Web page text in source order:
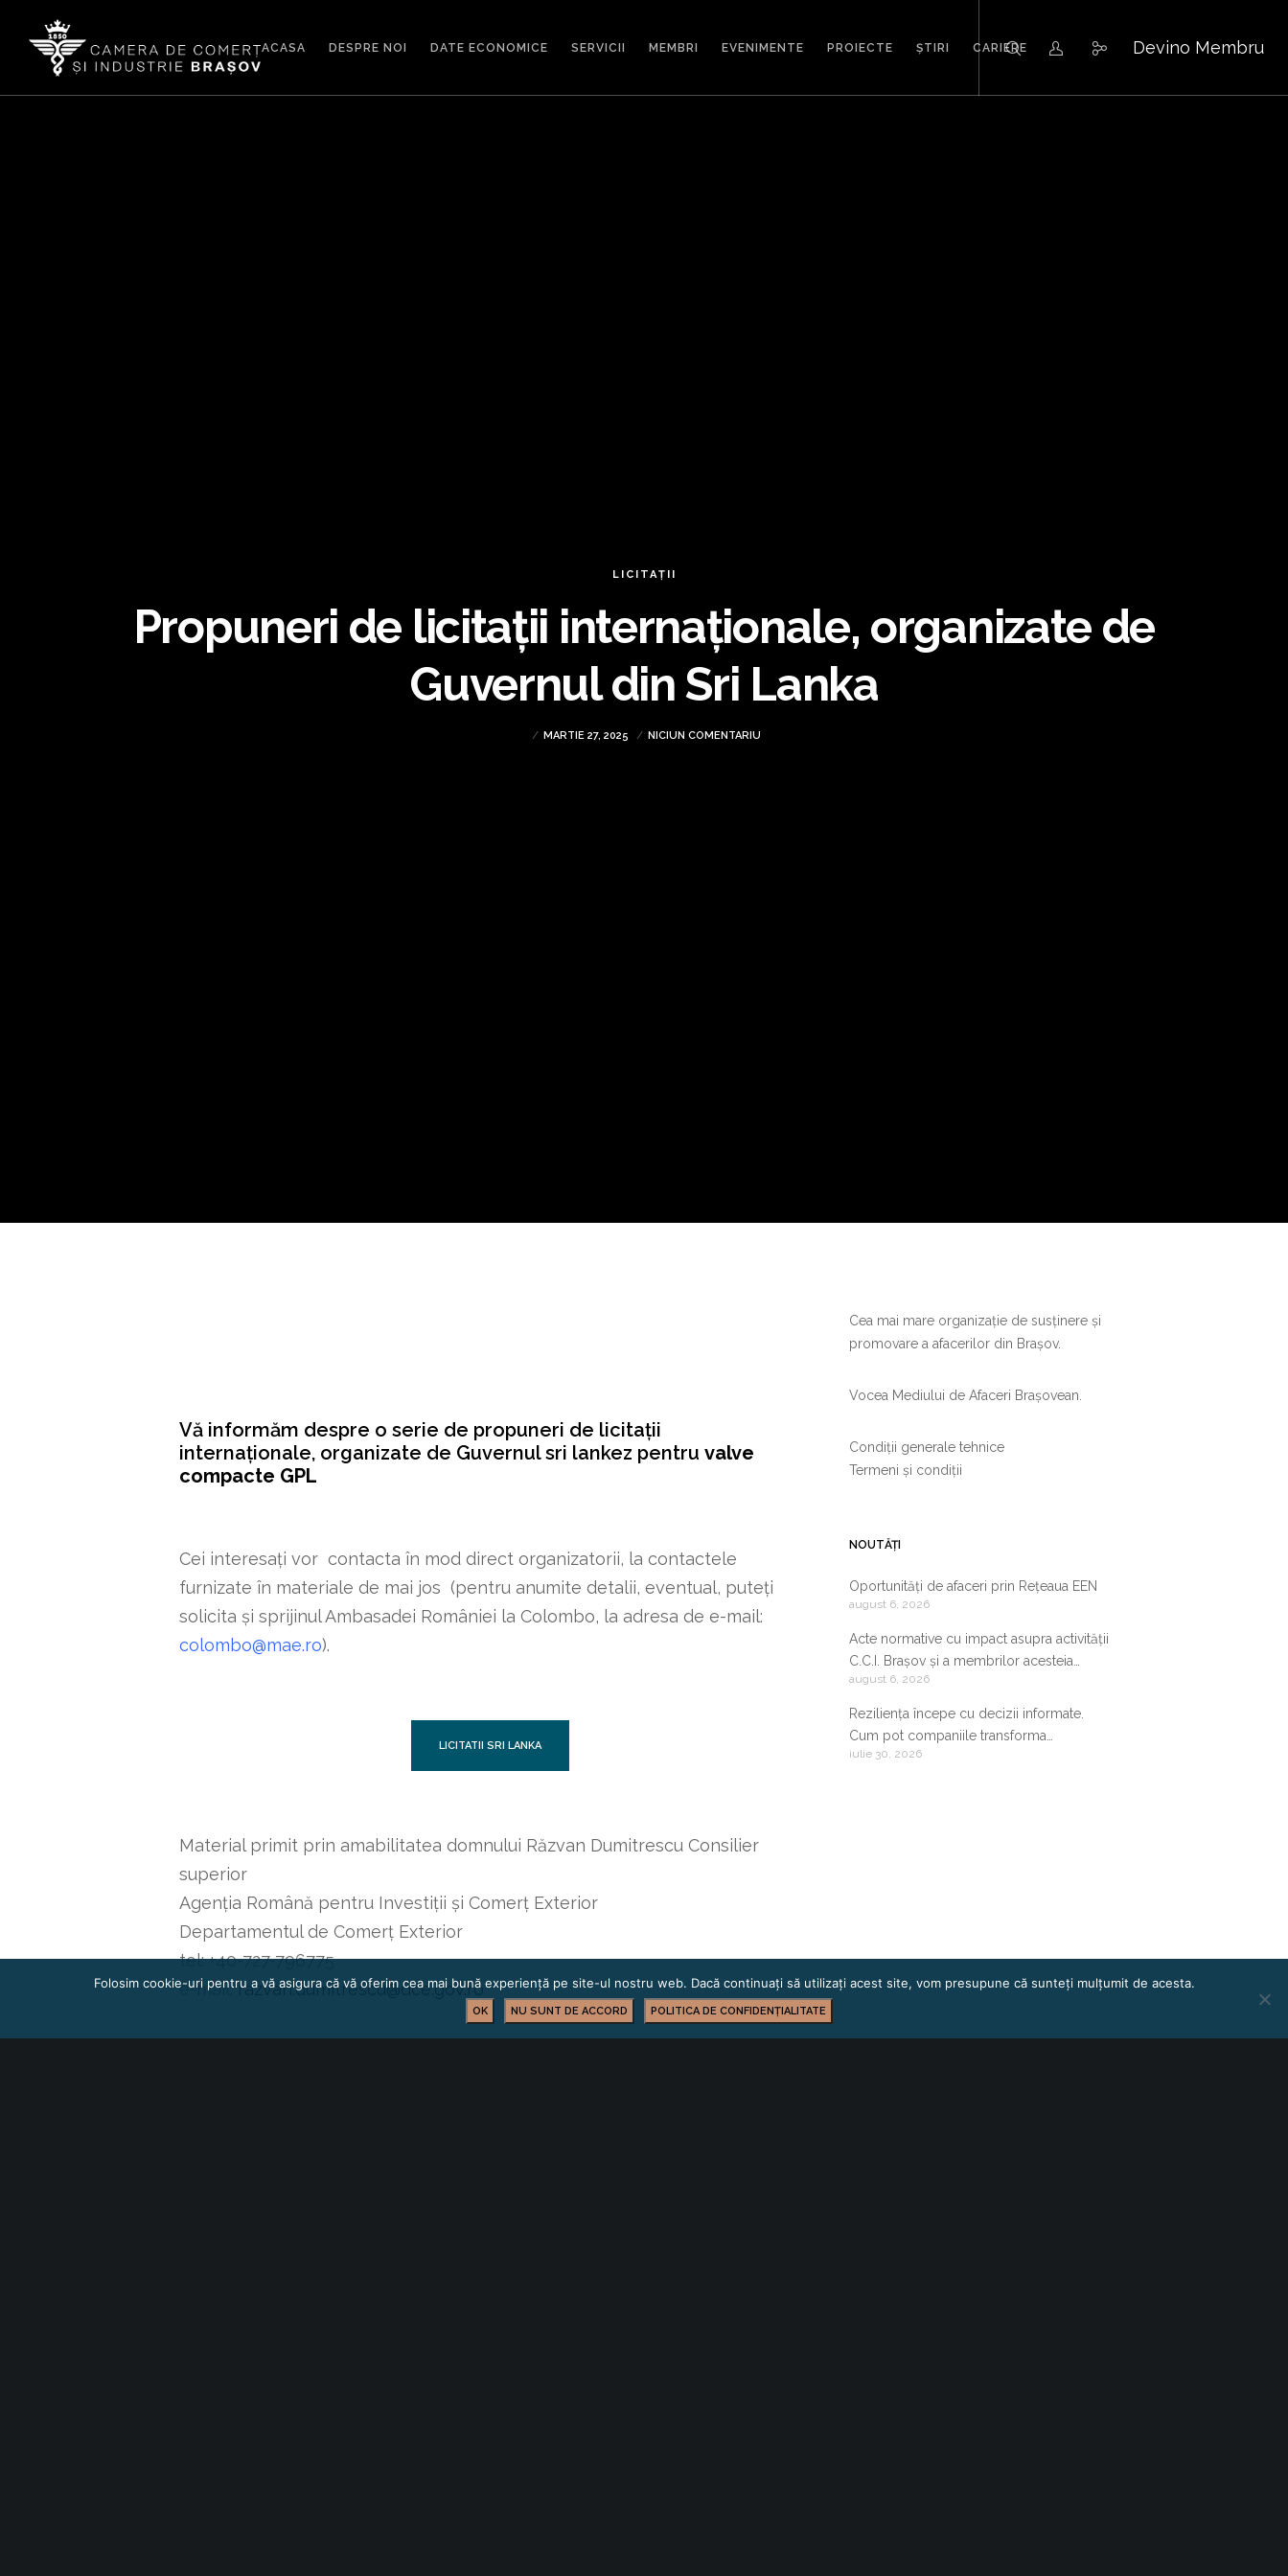
Devino Membru
ACASA DESPRE NOI DATE ECONOMICE SERVICII MEMBRI EVENIMENTE PROIECTE ȘTIRI CARIERE
LICITAȚII
Propuneri de licitații internaționale, organizate de
Guvernul din Sri Lanka
MARTIE 27, 2025 NICIUN COMENTARIU
Vă informăm despre o serie de propuneri de licitații
internaționale, organizate de Guvernul sri lankez pentru valve
compacte GPL
Cei interesați vor contacta în mod direct organizatorii, la contactele
furnizate în materiale de mai jos (pentru anumite detalii, eventual, puteți
solicita și sprijinul Ambasadei României la Colombo, la adresa de e-mail:
colombo@mae.ro).
LICITATII SRI LANKA
Material primit prin amabilitatea domnului Răzvan Dumitrescu Consilier
superior
Agenția Română pentru Investiții și Comerț Exterior
Departamentul de Comerț Exterior
tel: +40-727-796775
e-mail:razvan.dumitrescu@dce.gov.ro
Cea mai mare organizație de susținere și
promovare a afacerilor din Brașov.
Vocea Mediului de Afaceri Brașovean.
Condiții generale tehnice
Termeni și condiții
NOUTĂȚI
Oportunități de afaceri prin Rețeaua EEN
august 6, 2026
Acte normative cu impact asupra activității
C.C.I. Brașov și a membrilor acesteia
29.07.2026-05.08.2026
august 6, 2026
Reziliența începe cu decizii informate.
Cum pot companiile transforma
informația de business într-un avantaj
iulie 30, 2026
Folosim cookie-uri pentru a vă asigura că vă oferim cea mai bună experiență pe site-ul nostru web. Dacă continuați să utilizați acest site, vom presupune că sunteți mulțumit de acesta.
OK NU SUNT DE ACCORD POLITICA DE CONFIDENȚIALITATE